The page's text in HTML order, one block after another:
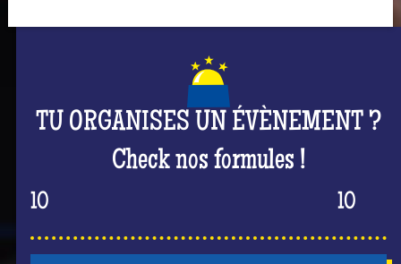
TU ORGANISES UN ÉVÈNEMENT ?
Check nos formules !
10 10